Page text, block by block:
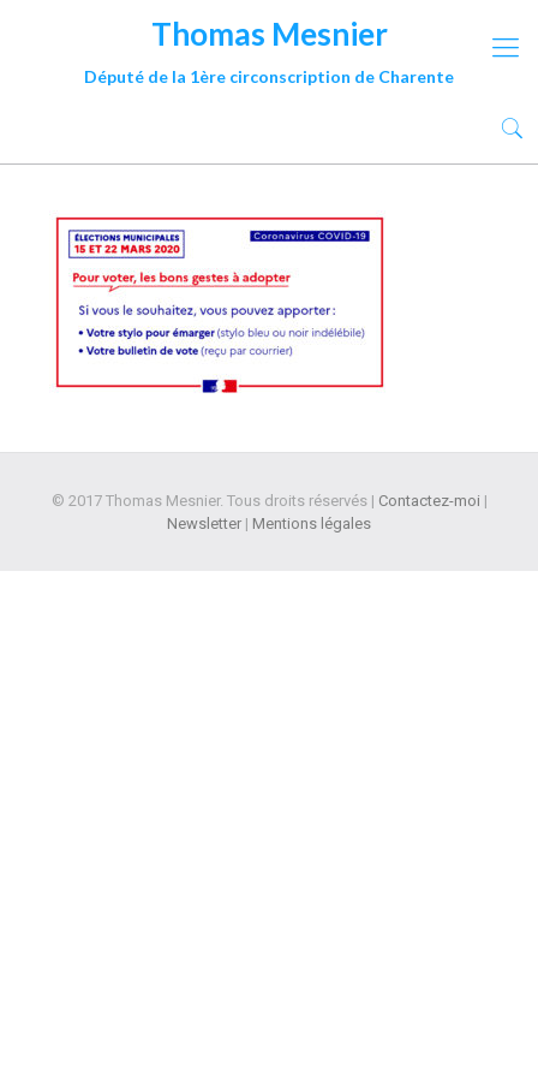
Thomas Mesnier
Député de la 1ère circonscription de Charente
© 2017 Thomas Mesnier. Tous droits réservés | Contactez-moi |
Newsletter | Mentions légales